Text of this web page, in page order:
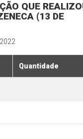
QUE
(13 DE
Quantidade